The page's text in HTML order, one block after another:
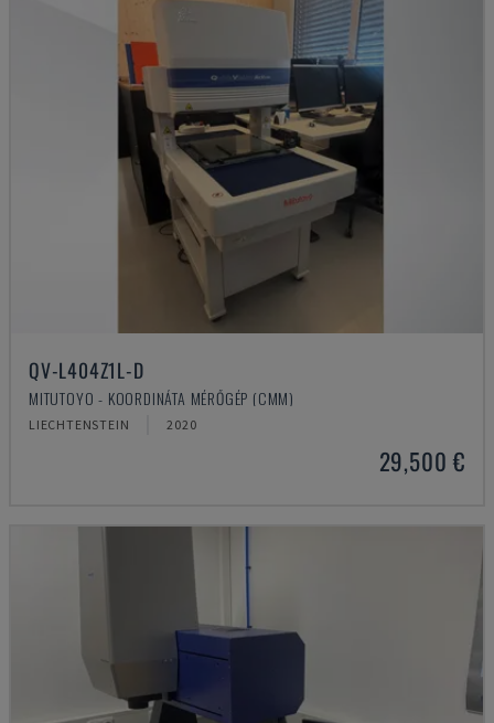
QV-L404Z1L-D
MITUTOYO - KOORDINÁTA MÉRŐGÉP (CMM)
LIECHTENSTEIN 2020
29,500 €